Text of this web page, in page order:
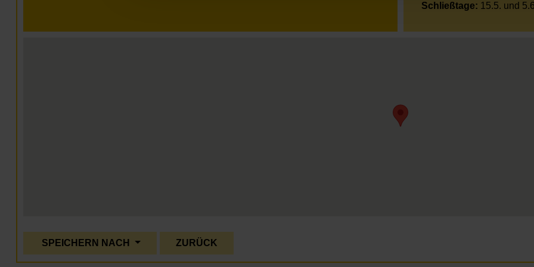
Schließtage: 15.5. und
SPEICHERN NACH ZURÜCK